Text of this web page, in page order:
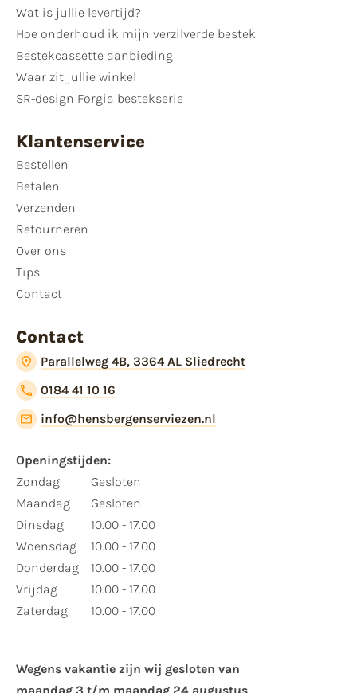
Wat is jullie levertijd?
Hoe onderhoud ik mijn verzilverde bestek
Bestekcassette aanbieding
Waar zit jullie winkel
SR-design Forgia bestekserie
Klantenservice
Bestellen
Betalen
Verzenden
Retourneren
Over ons
Tips
Contact
Contact
Parallelweg 4B, 3364 AL Sliedrecht
0184 41 10 16
info@hensbergenserviezen.nl
Openingstijden:
Zondag
Maandag
Dinsdag
Woensdag
Donderdag
Vrijdag
Zaterdag
Gesloten
Gesloten
10.00 - 17.00
10.00 - 17.00
10.00 - 17.00
10.00 - 17.00
10.00 - 17.00
Wegens vakantie zijn wij gesloten van ​